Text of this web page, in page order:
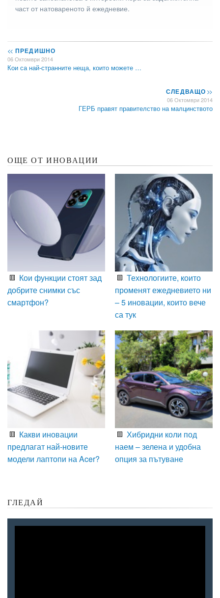
част от натовареното й ежедневие.
<< ПРЕДИШНО
06 Октомври 2014
Кои са най-странните неща, които можете …
СЛЕДВАЩО>>
06 Октомври 2014
ГЕРБ правят правителство на малцинството
ОЩЕ ОТ ИНОВАЦИИ
Кои функции стоят зад
добрите снимки със
смартфон?
Технологиите, които
променят ежедневието ни
– 5 иновации, които вече
са тук
Какви иновации
предлагат най-новите
модели лаптопи на Acer?
Хибридни коли под
наем – зелена и удобна
опция за пътуване
ГЛЕДАЙ